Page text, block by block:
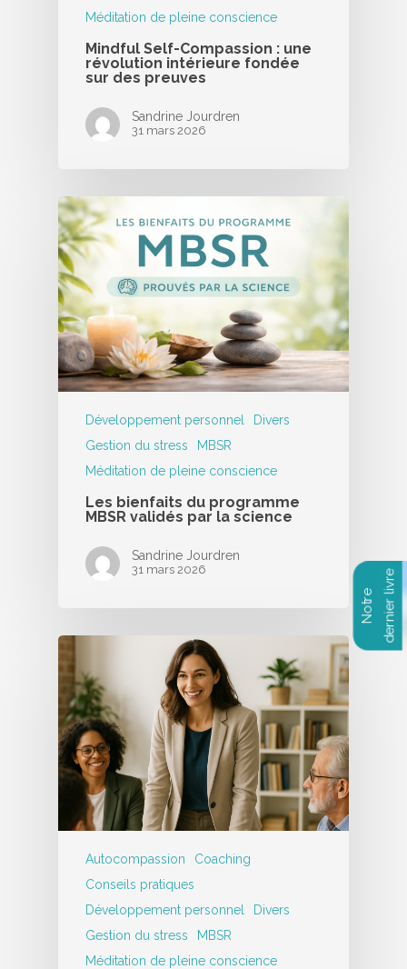
Méditation de pleine conscience
Mindful Self-Compassion : une
révolution intérieure fondée
sur des preuves
Sandrine Jourdren
31 mars 2026
Développement personnel
Divers
Gestion du stress
MBSR
Méditation de pleine conscience
Les bienfaits du programme
MBSR validés par la science
Sandrine Jourdren
31 mars 2026
Autocompassion
Coaching
Conseils pratiques
Développement personnel
Divers
Gestion du stress
MBSR
Méditation de pleine conscience